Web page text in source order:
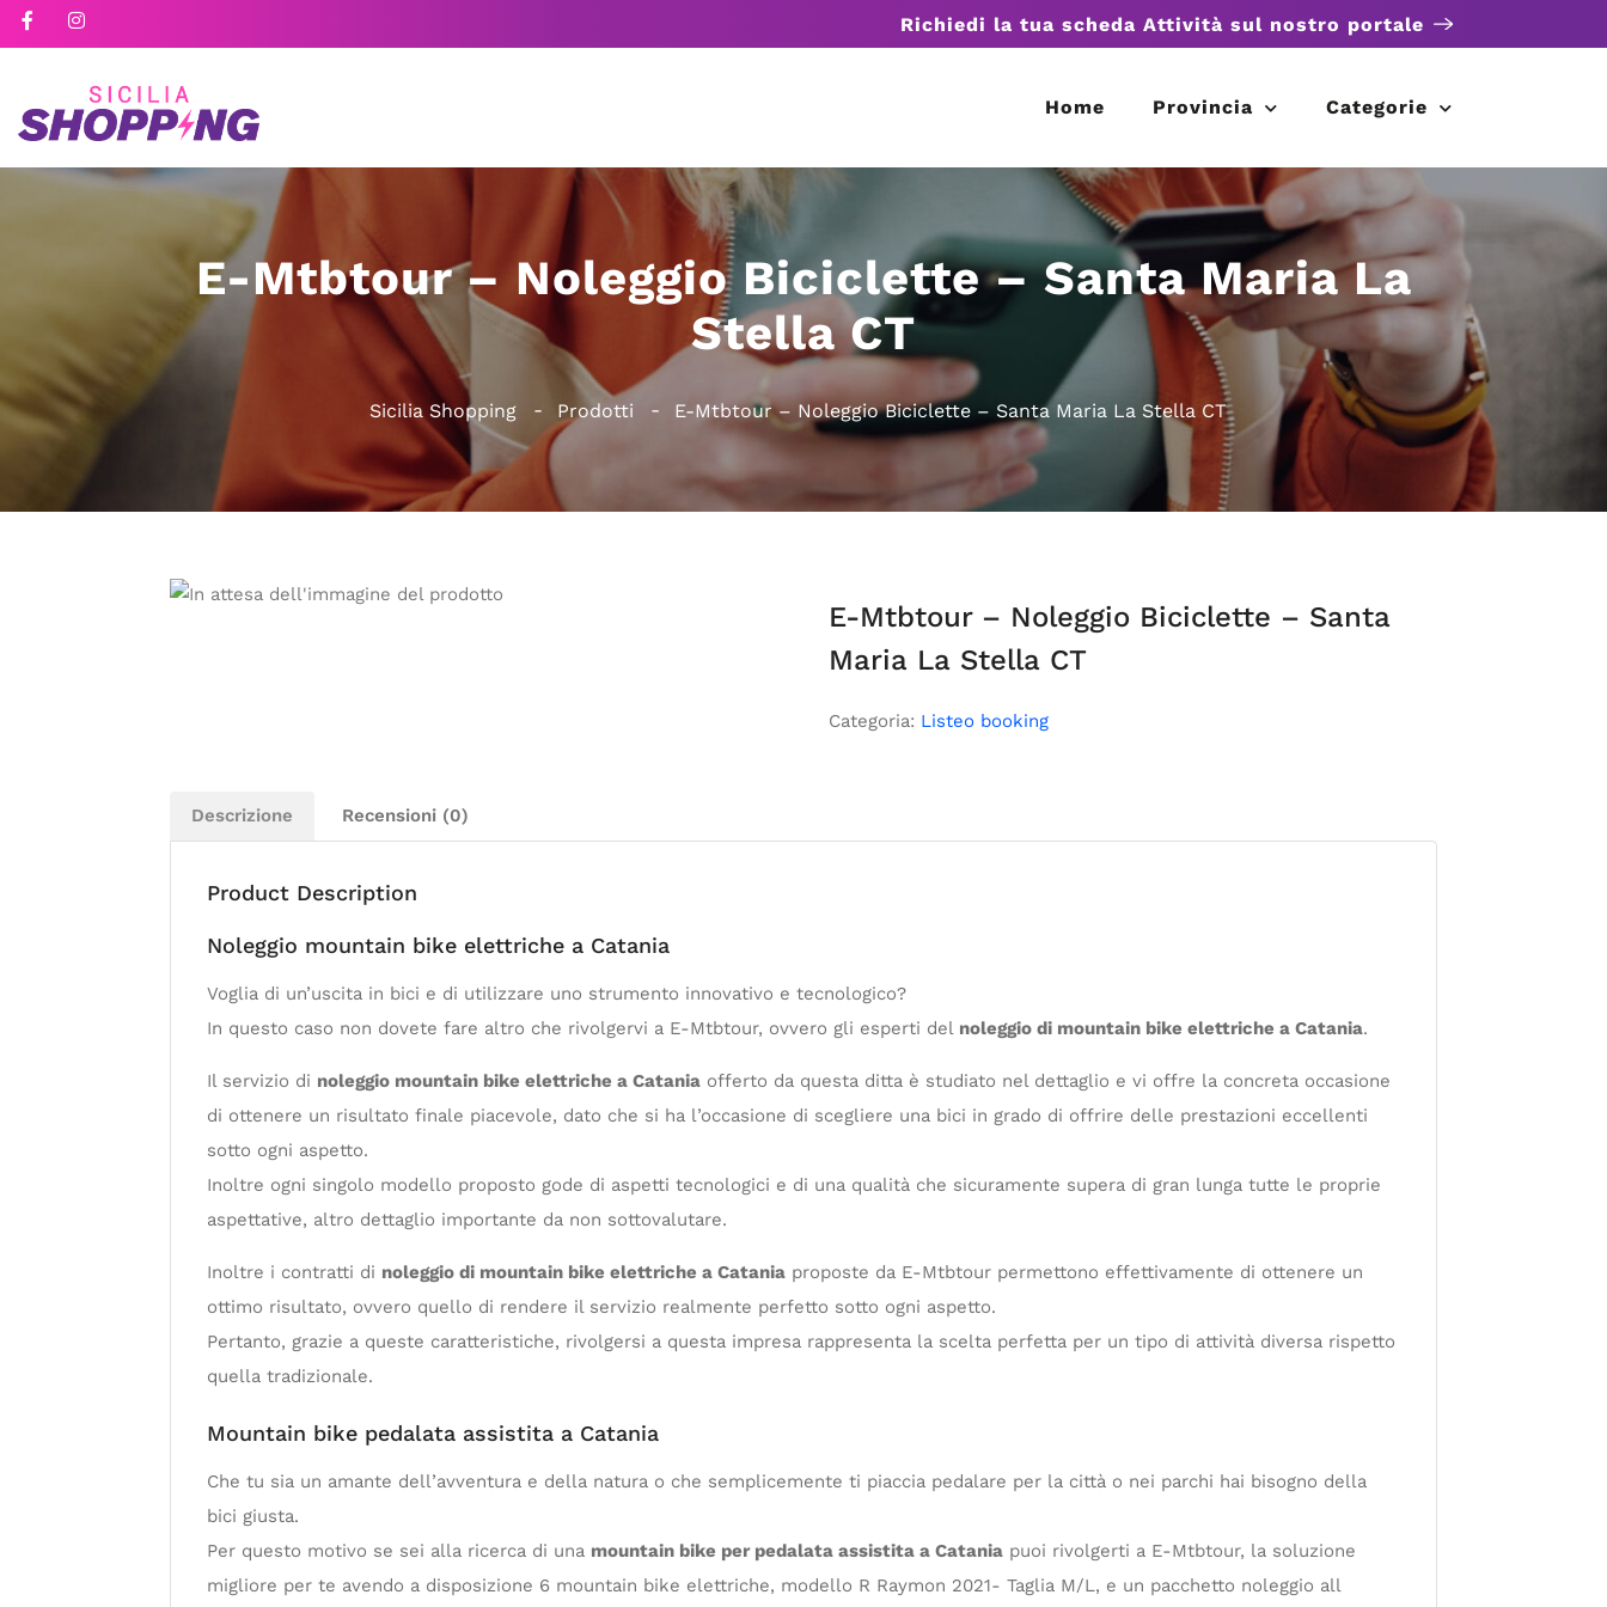
Richiedi la tua scheda Attività sul nostro portale
Home Provincia Categorie
E-Mtbtour – Noleggio Biciclette – Santa Maria La
Stella CT
Sicilia Shopping Prodotti E-Mtbtour – Noleggio Biciclette – Santa Maria La Stella CT
E-Mtbtour – Noleggio Biciclette – Santa
Maria La Stella CT
Categoria: Listeo booking
Descrizione Recensioni (0)
Product Description
Noleggio mountain bike elettriche a Catania
Voglia di un’uscita in bici e di utilizzare uno strumento innovativo e tecnologico?
In questo caso non dovete fare altro che rivolgervi a E-Mtbtour, ovvero gli esperti del noleggio di mountain bike elettriche a Catania.
Il servizio di noleggio mountain bike elettriche a Catania offerto da questa ditta è studiato nel dettaglio e vi offre la concreta occasione
di ottenere un risultato finale piacevole, dato che si ha l’occasione di scegliere una bici in grado di offrire delle prestazioni eccellenti
sotto ogni aspetto.
Inoltre ogni singolo modello proposto gode di aspetti tecnologici e di una qualità che sicuramente supera di gran lunga tutte le proprie
aspettative, altro dettaglio importante da non sottovalutare.
Inoltre i contratti di noleggio di mountain bike elettriche a Catania proposte da E-Mtbtour permettono effettivamente di ottenere un
ottimo risultato, ovvero quello di rendere il servizio realmente perfetto sotto ogni aspetto.
Pertanto, grazie a queste caratteristiche, rivolgersi a questa impresa rappresenta la scelta perfetta per un tipo di attività diversa rispetto
quella tradizionale.
Mountain bike pedalata assistita a Catania
Che tu sia un amante dell’avventura e della natura o che semplicemente ti piaccia pedalare per la città o nei parchi hai bisogno della
bici giusta.
Per questo motivo se sei alla ricerca di una mountain bike per pedalata assistita a Catania puoi rivolgerti a E-Mtbtour, la soluzione
migliore per te avendo a disposizione 6 mountain bike elettriche, modello R Raymon 2021- Taglia M/L, e un pacchetto noleggio all